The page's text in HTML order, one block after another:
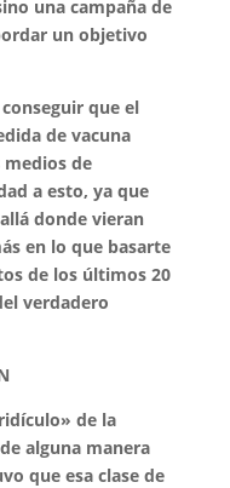
una campaña de
un objetivo
que el
de vacuna
de
a esto, ya que
donde vieran
en lo que basarte
de los últimos 20
verdadero
de la
alguna manera
que esa clase de